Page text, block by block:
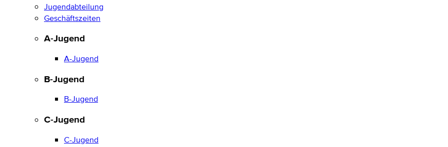
Jugendabteilung
Geschäftszeiten
A-Jugend
A-Jugend
B-Jugend
B-Jugend
C-Jugend
C-Jugend